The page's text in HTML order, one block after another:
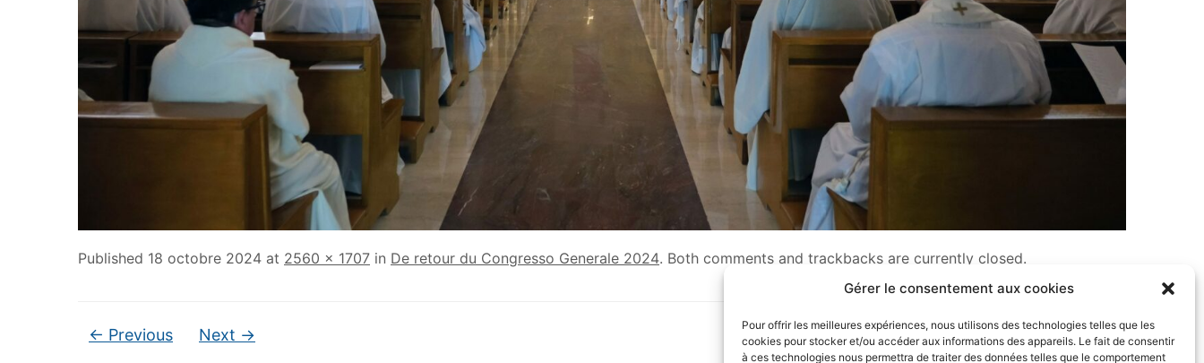
Gérer le consentement aux cookies
Pour offrir les meilleures expériences, nous utilisons des technologies telles que les
cookies pour stocker et/ou accéder aux informations des appareils. Le fait de consentir
à ces technologies nous permettra de traiter des données telles que le comportement
Published 18 octobre 2024 at 2560 × 1707 in De retour du Congresso Generale 2024. Both comments and trackbacks are currently closed.
← Previous Next →